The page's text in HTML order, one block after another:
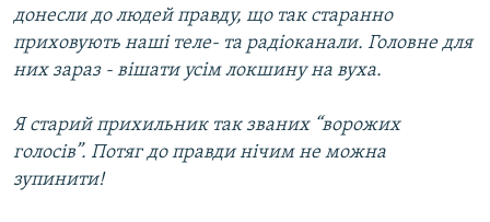
донесли до людей правду, що так старанно
приховують наші теле- та радіоканали. Головне для
них зараз - вішати усім локшину на вуха.
Я старий прихильник так званих “ворожих
голосів”. Потяг до правди нічим не можна
зупинити!